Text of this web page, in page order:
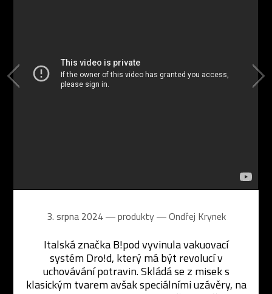
3. srpna 2024 ― produkty ―Ondřej Krynek
Italská značka B!pod vyvinula vakuovací
systém Dro!d, který má být revolucí v
uchovávání potravin. Skládá se z misek s
klasickým tvarem avšak speciálními uzávěry, na